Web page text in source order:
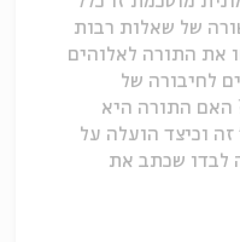
של שאלות רבות
את התורה לאלוהים
לחיבורה של
האם התורה היא
וכיצד הועלה על
לבדו שכתב את